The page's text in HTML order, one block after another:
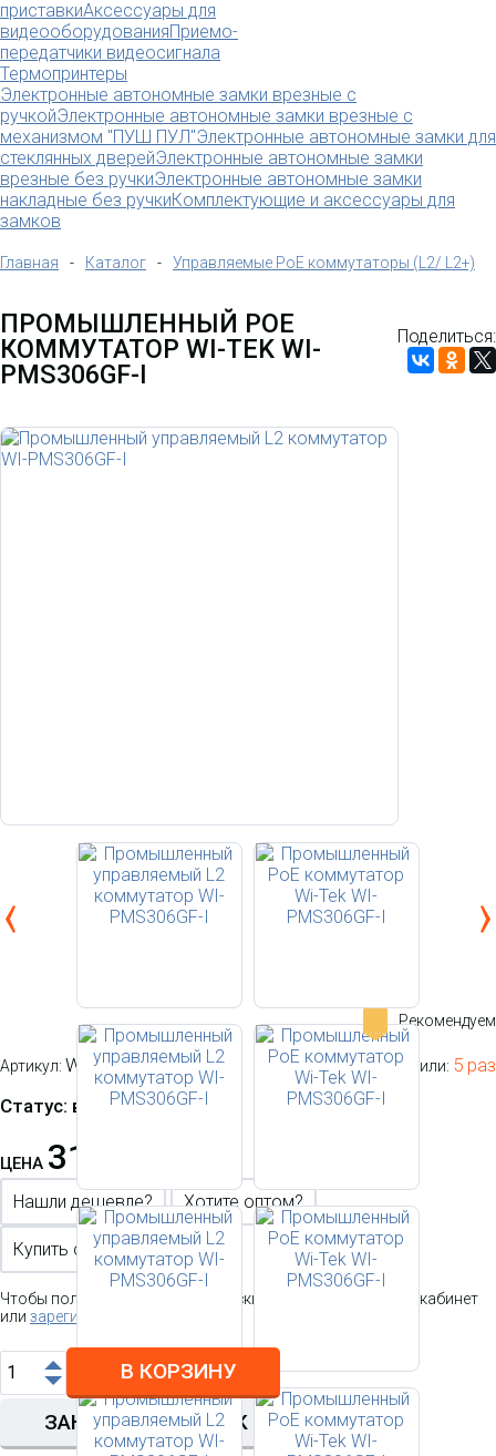
приставкиАксессуары для
видеооборудованияПриемо-
передатчики видеосигнала
Термопринтеры
Электронные автономные замки врезные с
ручкойЭлектронные автономные замки врезные с
механизмом "ПУШ ПУЛ"Электронные автономные замки для
стеклянных дверейЭлектронные автономные замки
врезные без ручкиЭлектронные автономные замки
накладные без ручкиКомплектующие и аксессуары для
замков
Главная - Каталог - Управляемые PoE коммутаторы (L2/ L2+)
ПРОМЫШЛЕННЫЙ POE
КОММУТАТОР WI-TEK WI-
PMS306GF-I
Поделиться:
Рекомендуем
Артикул: WI-PMS306GF-I
Статус: в наличии
Этот товар купили: 5 раз
ЦЕНА 31 749.00 р.
Нашли дешевле? Хотите оптом?
Купить с настройкой
Чтобы получить персональную скидку
кабинет
или зарегистрируйтесь
В КОРЗИНУ
ЗАКАЗАТЬ В 1 КЛИК